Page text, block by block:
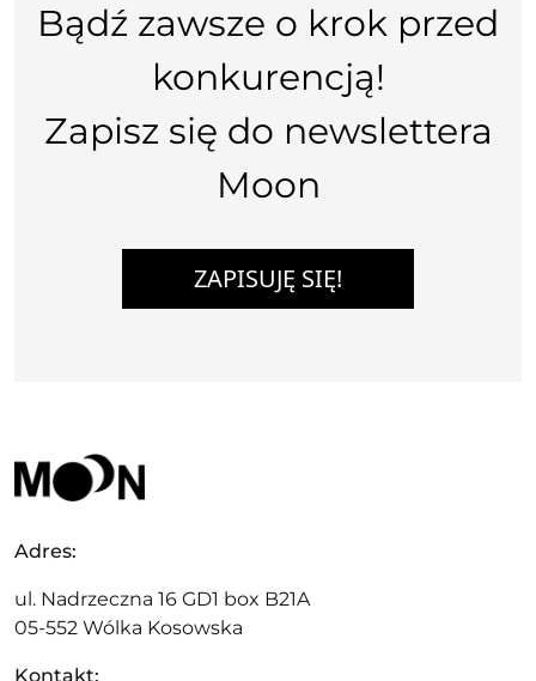
Bądź zawsze o krok przed
konkurencją!
Zapisz się do newslettera
Moon
ZAPISUJĘ SIĘ!
Adres:
ul. Nadrzeczna 16 GD1 box B21A
05-552 Wólka Kosowska
Kontakt: